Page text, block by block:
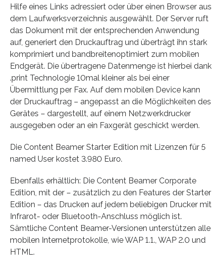
Hilfe eines Links adressiert oder über einen Browser aus
dem Laufwerksverzeichnis ausgewählt. Der Server ruft
das Dokument mit der entsprechenden Anwendung
auf, generiert den Druckauftrag und überträgt ihn stark
komprimiert und bandbreitenoptimiert zum mobilen
Endgerät. Die übertragene Datenmenge ist hierbei dank
.print Technologie 10mal kleiner als bei einer
Übermittlung per Fax. Auf dem mobilen Device kann
der Druckauftrag – angepasst an die Möglichkeiten des
Gerätes – dargestellt, auf einem Netzwerkdrucker
ausgegeben oder an ein Faxgerät geschickt werden.
Die Content Beamer Starter Edition mit Lizenzen für 5
named User kostet 3.980 Euro.
Ebenfalls erhältlich: Die Content Beamer Corporate
Edition, mit der – zusätzlich zu den Features der Starter
Edition – das Drucken auf jedem beliebigen Drucker mit
Infrarot- oder Bluetooth-Anschluss möglich ist.
Sämtliche Content Beamer-Versionen unterstützen alle
mobilen Internetprotokolle, wie WAP 1.1., WAP 2.0 und
HTML.